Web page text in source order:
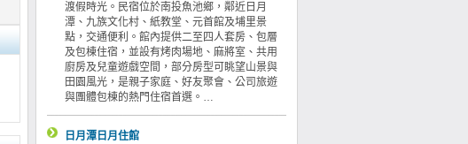
渡假時光。民宿位於南投魚池鄉，鄰近日月
潭、九族文化村、紙教堂、元首館及埔里景
點，交通便利。館內提供二至四人套房、包層
及包棟住宿，並設有烤肉場地、麻將室、共用
廚房及兒童遊戲空間，部分房型可眺望山景與
田園風光，是親子家庭、好友聚會、公司旅遊
與團體包棟的熱門住宿首選。…
日月潭日月住館